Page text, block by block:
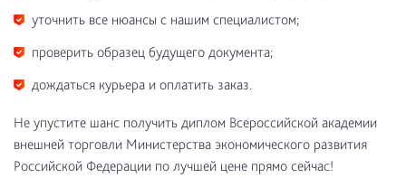
уточнить все нюансы с нашим специалистом;
проверить образец будущего документа;
дождаться курьера и оплатить заказ.
Не упустите шанс получить диплом Всероссийской академии
внешней торговли Министерства экономического развития
Российской Федерации по лучшей цене прямо сейчас!